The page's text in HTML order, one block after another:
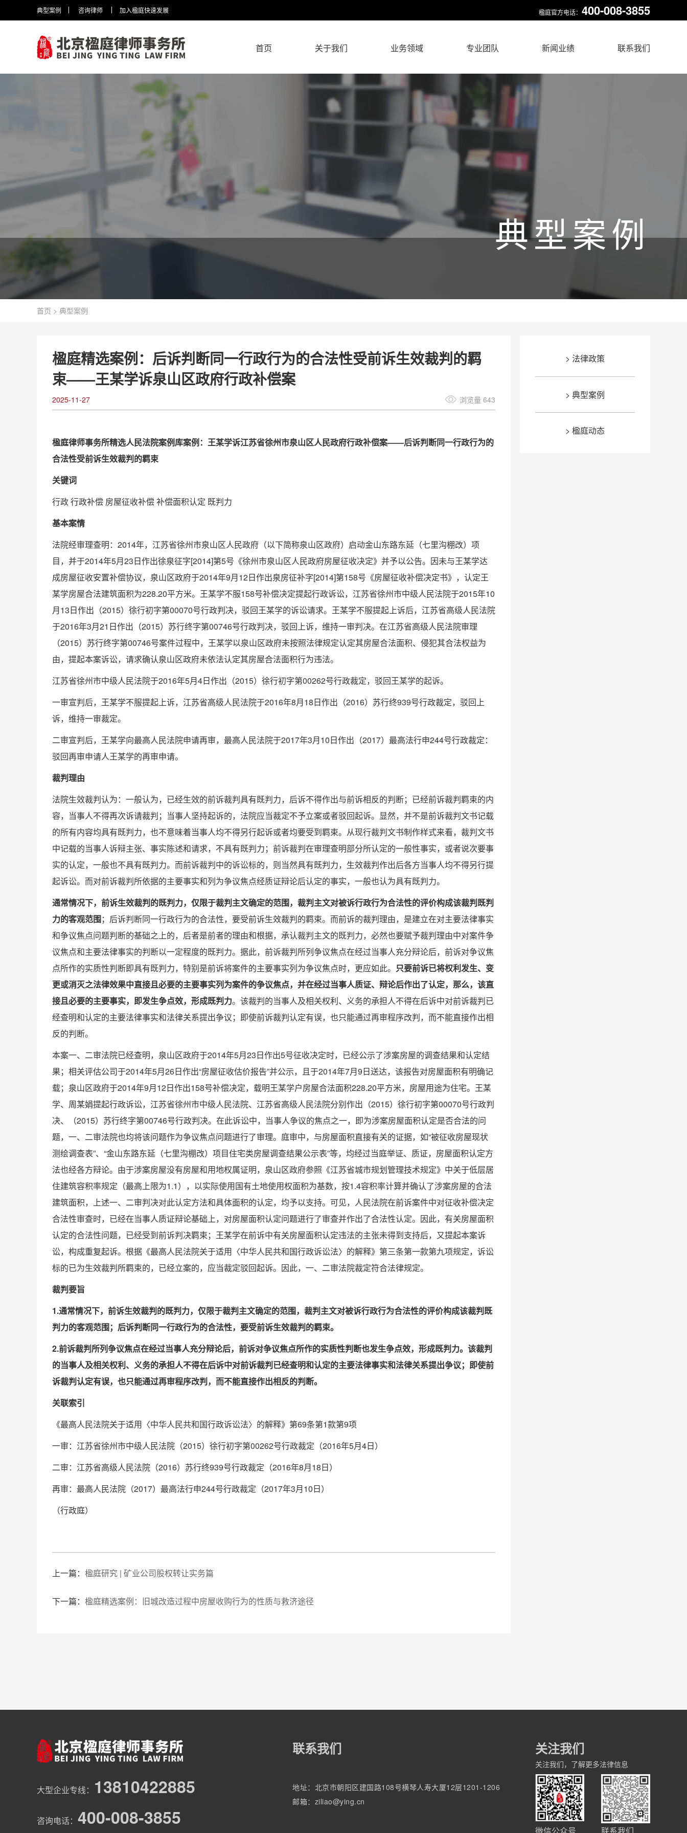
典型案例 咨询律师 加入楹庭快速发展 楹庭官方电话： 400-008-3855
首页 关于我们 业务领域 专业团队 新闻业绩 联系我们
典型案例
首页 > 典型案例
楹庭精选案例：后诉判断同一行政行为的合法性受前诉生效裁判的羁
束——王某学诉泉山区政府行政补偿案
2025-11-27 浏览量 643
楹庭律师事务所精选人民法院案例库案例：王某学诉江苏省徐州市泉山区人民政府行政补偿案——后诉判断同一行政行为的
合法性受前诉生效裁判的羁束
关键词
行政 行政补偿 房屋征收补偿 补偿面积认定 既判力
基本案情
法院经审理查明：2014年，江苏省徐州市泉山区人民政府（以下简称泉山区政府）启动金山东路东延（七里沟棚改）项
目，并于2014年5月23日作出徐泉征字[2014]第5号《徐州市泉山区人民政府房屋征收决定》并予以公告。因未与王某学达
成房屋征收安置补偿协议，泉山区政府于2014年9月12日作出泉房征补字[2014]第158号《房屋征收补偿决定书》，认定王
某学房屋合法建筑面积为228.20平方米。王某学不服158号补偿决定提起行政诉讼，江苏省徐州市中级人民法院于2015年10
月13日作出（2015）徐行初字第00070号行政判决，驳回王某学的诉讼请求。王某学不服提起上诉后，江苏省高级人民法院
于2016年3月21日作出（2015）苏行终字第00746号行政判决，驳回上诉，维持一审判决。在江苏省高级人民法院审理
（2015）苏行终字第00746号案件过程中，王某学以泉山区政府未按照法律规定认定其房屋合法面积、侵犯其合法权益为
由，提起本案诉讼，请求确认泉山区政府未依法认定其房屋合法面积行为违法。
江苏省徐州市中级人民法院于2016年5月4日作出（2015）徐行初字第00262号行政裁定，驳回王某学的起诉。
一审宣判后，王某学不服提起上诉，江苏省高级人民法院于2016年8月18日作出（2016）苏行终939号行政裁定，驳回上
诉，维持一审裁定。
二审宣判后，王某学向最高人民法院申请再审，最高人民法院于2017年3月10日作出（2017）最高法行申244号行政裁定：
驳回再审申请人王某学的再审申请。
裁判理由
法院生效裁判认为：一般认为，已经生效的前诉裁判具有既判力，后诉不得作出与前诉相反的判断；已经前诉裁判羁束的内
容，当事人不得再次诉请裁判；当事人坚持起诉的，法院应当裁定不予立案或者驳回起诉。显然，并不是前诉裁判文书记载
的所有内容均具有既判力，也不意味着当事人均不得另行起诉或者均要受到羁束。从现行裁判文书制作样式来看，裁判文书
中记载的当事人诉辩主张、事实陈述和请求，不具有既判力；前诉裁判在审理查明部分所认定的一般性事实，或者说次要事
实的认定，一般也不具有既判力。而前诉裁判中的诉讼标的，则当然具有既判力，生效裁判作出后各方当事人均不得另行提
起诉讼。而对前诉裁判所依据的主要事实和列为争议焦点经质证辩论后认定的事实，一般也认为具有既判力。
通常情况下，前诉生效裁判的既判力，仅限于裁判主文确定的范围，裁判主文对被诉行政行为合法性的评价构成该裁判既判
力的客观范围；后诉判断同一行政行为的合法性，要受前诉生效裁判的羁束。而前诉的裁判理由，是建立在对主要法律事实
和争议焦点问题判断的基础之上的，后者是前者的理由和根据，承认裁判主文的既判力，必然也要赋予裁判理由中对案件争
议焦点和主要法律事实的判断以一定程度的既判力。据此，前诉裁判所列争议焦点在经过当事人充分辩论后，前诉对争议焦
点所作的实质性判断即具有既判力，特别是前诉将案件的主要事实列为争议焦点时，更应如此。 只要前诉已将权利发生、变
更或消灭之法律效果中直接且必要的主要事实列为案件的争议焦点，并在经过当事人质证、辩论后作出了认定，那么，该直
接且必要的主要事实，即发生争点效，形成既判力。该裁判的当事人及相关权利、义务的承担人不得在后诉中对前诉裁判已
经查明和认定的主要法律事实和法律关系提出争议；即使前诉裁判认定有误，也只能通过再审程序改判，而不能直接作出相
反的判断。
本案一、二审法院已经查明，泉山区政府于2014年5月23日作出5号征收决定时，已经公示了涉案房屋的调查结果和认定结
果；相关评估公司于2014年5月26日作出“房屋征收估价报告”并公示，且于2014年7月9日送达，该报告对房屋面积有明确记
载；泉山区政府于2014年9月12日作出158号补偿决定，载明王某学户房屋合法面积228.20平方米，房屋用途为住宅。王某
学、周某娟提起行政诉讼，江苏省徐州市中级人民法院、江苏省高级人民法院分别作出（2015）徐行初字第00070号行政判
决、（2015）苏行终字第00746号行政判决。在此诉讼中，当事人争议的焦点之一，即为涉案房屋面积认定是否合法的问
题，一、二审法院也均将该问题作为争议焦点问题进行了审理。庭审中，与房屋面积直接有关的证据，如“被征收房屋现状
测绘调查表”、“金山东路东延（七里沟棚改）项目住宅类房屋调查结果公示表”等，均经过当庭举证、质证，房屋面积认定方
法也经各方辩论。由于涉案房屋没有房屋和用地权属证明，泉山区政府参照《江苏省城市规划管理技术规定》中关于低层居
住建筑容积率规定（最高上限为1.1），以实际使用国有土地使用权面积为基数，按1.4容积率计算并确认了涉案房屋的合法
建筑面积，上述一、二审判决对此认定方法和具体面积的认定，均予以支持。可见，人民法院在前诉案件中对征收补偿决定
合法性审查时，已经在当事人质证辩论基础上，对房屋面积认定问题进行了审查并作出了合法性认定。因此，有关房屋面积
认定的合法性问题，已经受到前诉判决羁束；王某学在前诉中有关房屋面积认定违法的主张未得到支持后，又提起本案诉
讼，构成重复起诉。根据《最高人民法院关于适用〈中华人民共和国行政诉讼法〉的解释》第三条第一款第九项规定，诉讼
标的已为生效裁判所羁束的，已经立案的，应当裁定驳回起诉。因此，一、二审法院裁定符合法律规定。
裁判要旨
1.通常情况下，前诉生效裁判的既判力，仅限于裁判主文确定的范围，裁判主文对被诉行政行为合法性的评价构成该裁判既
判力的客观范围；后诉判断同一行政行为的合法性，要受前诉生效裁判的羁束。
2.前诉裁判所列争议焦点在经过当事人充分辩论后，前诉对争议焦点所作的实质性判断也发生争点效，形成既判力。该裁判
的当事人及相关权利、义务的承担人不得在后诉中对前诉裁判已经查明和认定的主要法律事实和法律关系提出争议；即使前
诉裁判认定有误，也只能通过再审程序改判，而不能直接作出相反的判断。
关联索引
《最高人民法院关于适用〈中华人民共和国行政诉讼法〉的解释》第69条第1款第9项
一审：江苏省徐州市中级人民法院（2015）徐行初字第00262号行政裁定（2016年5月4日）
二审：江苏省高级人民法院（2016）苏行终939号行政裁定（2016年8月18日）
再审：最高人民法院（2017）最高法行申244号行政裁定（2017年3月10日）
（行政庭）
上一篇： 楹庭研究 | 矿业公司股权转让实务篇
下一篇： 楹庭精选案例：旧城改造过程中房屋收购行为的性质与救济途径
> 法律政策
> 典型案例
> 楹庭动态
大型企业专线： 13810422885
咨询电话： 400-008-3855
联系我们
地址：北京市朝阳区建国路108号横琴人寿大厦12层1201-1206
邮箱：ziliao@ying.cn
关注我们
关注我们，了解更多法律信息